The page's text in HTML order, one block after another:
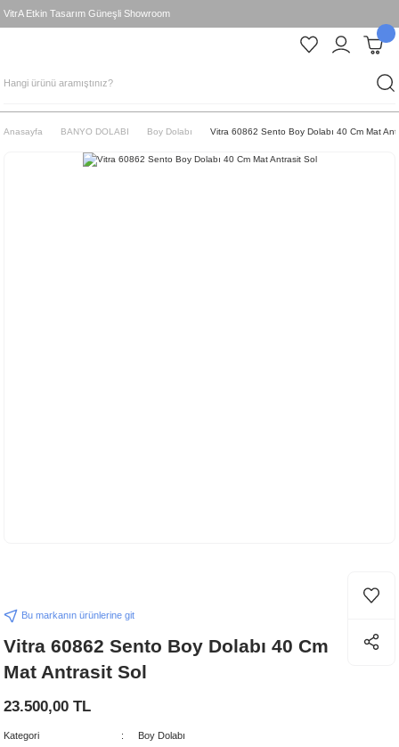
VitrA Etkin Tasarım Güneşli Showroom
Anasayfa BANYO DOLABI Boy Dolabı Vitra 60862 Sento Boy Dolabı 40 Cm Mat
Bu markanın ürünlerine git
Vitra 60862 Sento Boy Dolabı 40 Cm
Mat Antrasit Sol
23.500,00 TL
Kategori Boy Dolabı